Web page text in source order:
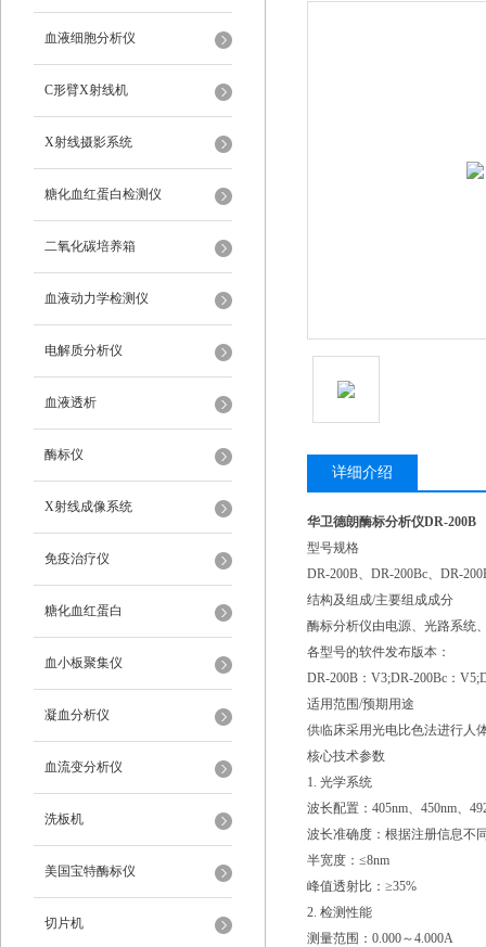
血液细胞分析仪
C形臂X射线机
X射线摄影系统
糖化血红蛋白检测仪
二氧化碳培养箱
血液动力学检测仪
电解质分析仪
血液透析
酶标仪
X射线成像系统
免疫治疗仪
糖化血红蛋白
血小板聚集仪
凝血分析仪
血流变分析仪
洗板机
美国宝特酶标仪
切片机
详细介绍
华卫德朗酶标分析仪DR-200B
型号规格
DR-200B、DR-200Bc、DR-
结构及组成/主要组成成分
酶标分析仪由电源、光路系统
各型号的软件发布版本：
DR-200B：V3;DR-200Bc：
适用范围/预期用途
供临床采用光电比色法进行人
核心技术参数
1. 光学系统
波长配置：405nm、450nm、
波长准确度：根据注册信息不
半宽度：≤8nm
峰值透射比：≥35%
2. 检测性能
测量范围：0.000～4.000A